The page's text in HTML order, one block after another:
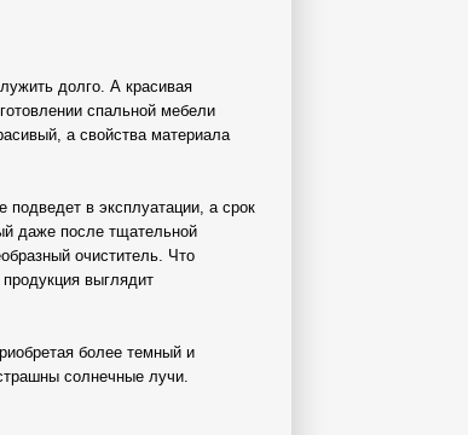
долго. А красивая
спальной мебели
а свойства материала
в эксплуатации, а срок
даже после тщательной
очиститель. Что
выглядит
более темный и
солнечные лучи.